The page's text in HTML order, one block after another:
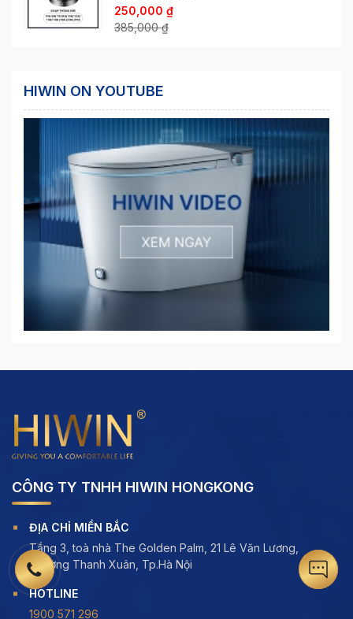
250,000 ₫
385,000₫
HIWIN ON YOUTUBE
CÔNG TY TNHH HIWIN HONGKONG
ĐỊA CHỈ MIỀN BẮC
Tầng 3, toà nhà The Golden Palm, 21 Lê Văn Lương,
Phường Thanh Xuân, Tp.Hà Nội
HOTLINE
1900 571 296